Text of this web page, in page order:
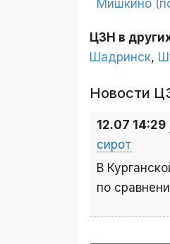
Мишкино
ЦЗН в
Шадринск,
Новости
12.07 14:29
сирот
В
по